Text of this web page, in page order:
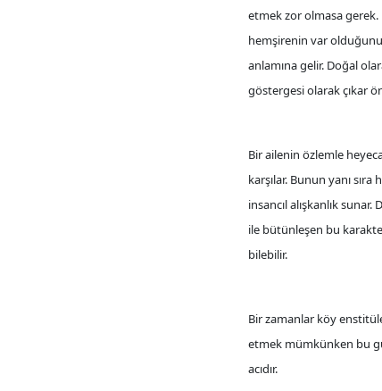
etmek zor olmasa gerek.
hemşirenin var
anlamına gelir. Doğal
göstergesi olarak çıkar
Bir ailenin özlemle
karşılar. Bunun yanı
insancıl alışkanlık
ile bütünleşen bu
bilebilir.
Bir zamanlar köy
etmek mümkünken bu
acıdır.